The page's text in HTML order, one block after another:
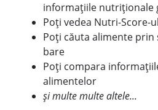
informațiile nutriționale
Poți vedea Nutri-Score-
Poți căuta alimente prin
bare
Poți compara
alimentelor
și multe multe altele...